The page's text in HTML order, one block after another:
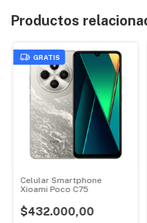
Productos
GRATIS
Celular Smartphone
Xioami Poco C75
$432.000,00